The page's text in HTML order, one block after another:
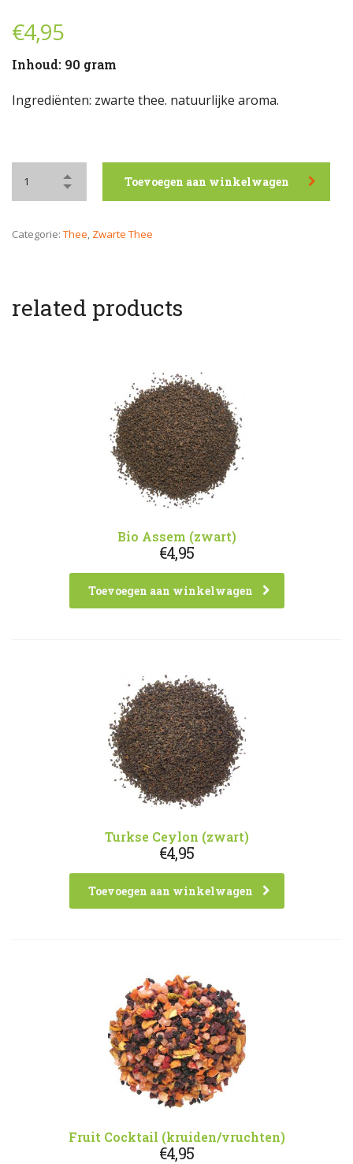
€4,95
Inhoud: 90 gram
Ingrediënten: zwarte thee. natuurlijke aroma.
Toevoegen aan winkelwagen
Categorie: Thee, Zwarte Thee
related products
Bio Assem (zwart)
€4,95
Toevoegen aan winkelwagen
Turkse Ceylon (zwart)
€4,95
Toevoegen aan winkelwagen
Fruit Cocktail (kruiden/vruchten)
€4,95